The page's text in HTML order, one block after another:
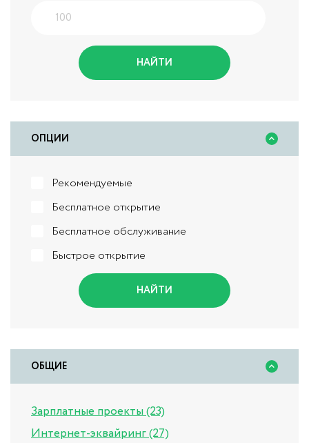
НАЙТИ
ОПЦИИ
Рекомендуемые
Бесплатное открытие
Бесплатное обслуживание
Быстрое открытие
НАЙТИ
ОБЩИЕ
Зарплатные проекты (23)
Интернет-эквайринг (27)